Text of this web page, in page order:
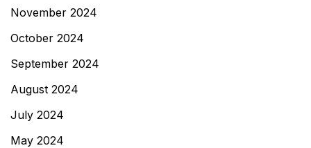
November 2024
October 2024
September 2024
August 2024
July 2024
May 2024